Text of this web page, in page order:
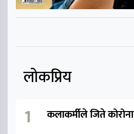
लोकप्रिय
कलाकर्मीले जिते कोरोना